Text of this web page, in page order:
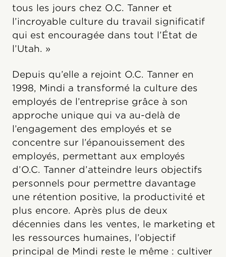
tous les jours chez O.C. Tanner et
l’incroyable culture du travail significatif
qui est encouragée dans tout l’État de
l’Utah. »
Depuis qu’elle a rejoint O.C. Tanner en
1998, Mindi a transformé la culture des
employés de l’entreprise grâce à son
approche unique qui va au-delà de
l’engagement des employés et se
concentre sur l’épanouissement des
employés, permettant aux employés
d’O.C. Tanner d’atteindre leurs objectifs
personnels pour permettre davantage
une rétention positive, la productivité et
plus encore. Après plus de deux
décennies dans les ventes, le marketing et
les ressources humaines, l’objectif
principal de Mindi reste le même : cultiver